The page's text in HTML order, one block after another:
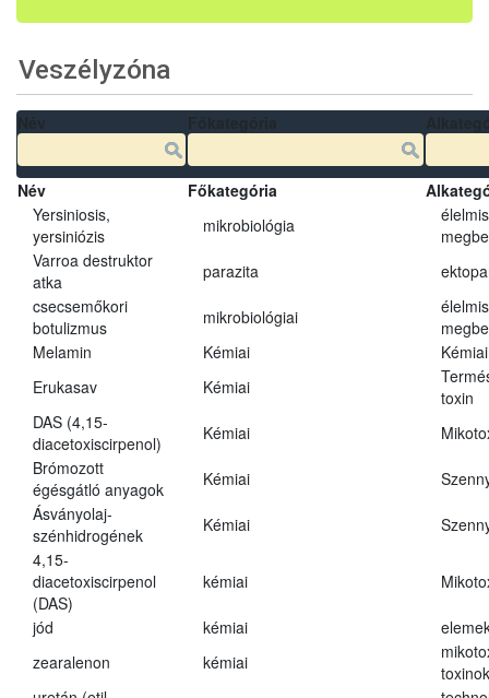
Veszélyzóna
Név Főkategória
Yersiniosis,
yersiniózis
mikrobiológia
Varroa destruktor
atka
parazita
csecsemőkori
botulizmus
mikrobiológiai
Melamin
Kémiai
Kémiai
Erukasav
Kémiai
toxin
DAS (4,15-
diacetoxiscirpenol)
Kémiai
Brómozott
égésgátló anyagok
Kémiai
Ásványolaj-
szénhidrogének
Kémiai
4,15-
diacetoxiscirpenol
(DAS)
kémiai
jód kémiai
zearalenon
kémiai
toxinok